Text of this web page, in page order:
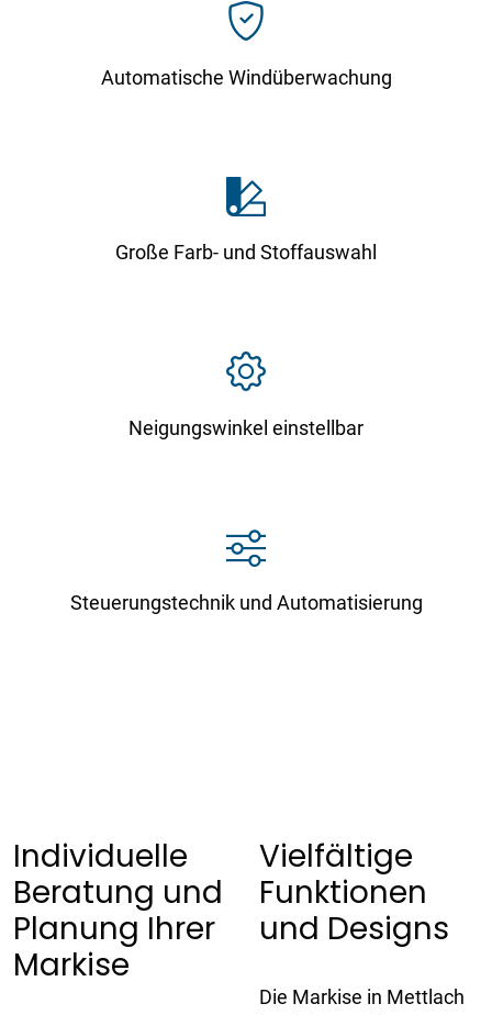
Automatische Windüberwachung
Große Farb- und Stoffauswahl
Neigungswinkel einstellbar
Steuerungstechnik und Automatisierung
Individuelle
Beratung und
Planung Ihrer
Markise
Vielfältige
Funktionen
und Designs
Die Markise in Mettlach